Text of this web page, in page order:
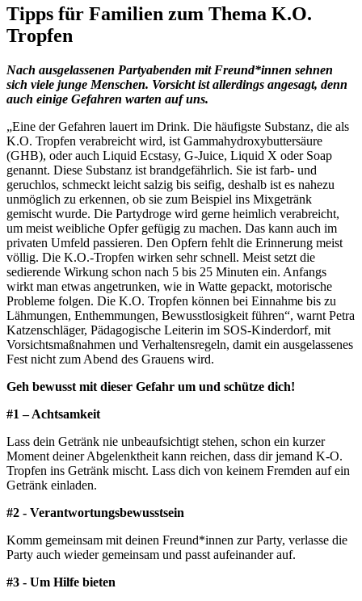
Tipps für Familien zum Thema K.O.
Tropfen
Nach ausgelassenen Partyabenden mit Freund*innen sehnen
sich viele junge Menschen. Vorsicht ist allerdings angesagt, denn
auch einige Gefahren warten auf uns.
„Eine der Gefahren lauert im Drink. Die häufigste Substanz, die als
K.O. Tropfen verabreicht wird, ist Gammahydroxybuttersäure
(GHB), oder auch Liquid Ecstasy, G-Juice, Liquid X oder Soap
genannt. Diese Substanz ist brandgefährlich. Sie ist farb- und
geruchlos, schmeckt leicht salzig bis seifig, deshalb ist es nahezu
unmöglich zu erkennen, ob sie zum Beispiel ins Mixgetränk
gemischt wurde. Die Partydroge wird gerne heimlich verabreicht,
um meist weibliche Opfer gefügig zu machen. Das kann auch im
privaten Umfeld passieren. Den Opfern fehlt die Erinnerung meist
völlig. Die K.O.-Tropfen wirken sehr schnell. Meist setzt die
sedierende Wirkung schon nach 5 bis 25 Minuten ein. Anfangs
wirkt man etwas angetrunken, wie in Watte gepackt, motorische
Probleme folgen. Die K.O. Tropfen können bei Einnahme bis zu
Lähmungen, Enthemmungen, Bewusstlosigkeit führen“, warnt Petra
Katzenschläger, Pädagogische Leiterin im SOS-Kinderdorf, mit
Vorsichtsmaßnahmen und Verhaltensregeln, damit ein ausgelassenes
Fest nicht zum Abend des Grauens wird.
Geh bewusst mit dieser Gefahr um und schütze dich!
#1 – Achtsamkeit
Lass dein Getränk nie unbeaufsichtigt stehen, schon ein kurzer
Moment deiner Abgelenktheit kann reichen, dass dir jemand K-O.
Tropfen ins Getränk mischt. Lass dich von keinem Fremden auf ein
Getränk einladen.
#2 - Verantwortungsbewusstsein
Komm gemeinsam mit deinen Freund*innen zur Party, verlasse die
Party auch wieder gemeinsam und passt aufeinander auf.
#3 - Um Hilfe bieten